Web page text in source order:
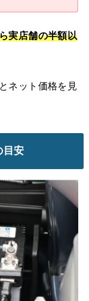
実店舗の半額以
ネット価格を見
目安